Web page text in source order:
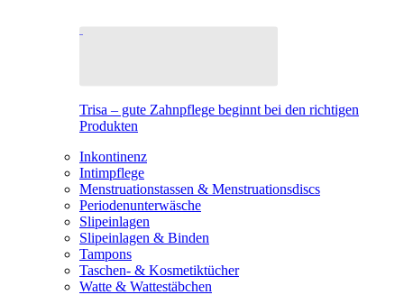
Trisa – gute Zahnpflege beginnt bei den richtigen
Produkten
Inkontinenz
Intimpflege
Menstruationstassen & Menstruationsdiscs
Periodenunterwäsche
Slipeinlagen
Slipeinlagen & Binden
Tampons
Taschen- & Kosmetiktücher
Watte & Wattestäbchen